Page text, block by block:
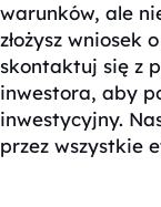
warunków, ale
złożysz wniosek
skontaktuj się z
inwestora, aby
inwestycyjny.
przez wszystkie